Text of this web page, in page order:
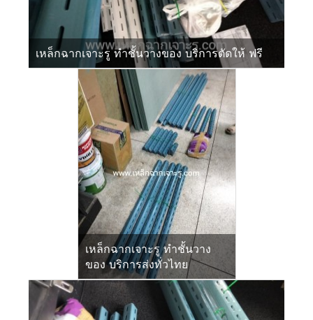
เหล็กฉากเจาะรู ทำชั้นวางของ บริการตัดให้ ฟรี
เหล็กฉากเจาะรู ทำชั้นวาง
ของ บริการส่งทั่วไทย